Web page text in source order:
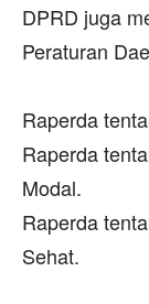
DPRD juga
Peraturan
‎Raperda
‎Raperda
Modal.
‎Raperda
Sehat.